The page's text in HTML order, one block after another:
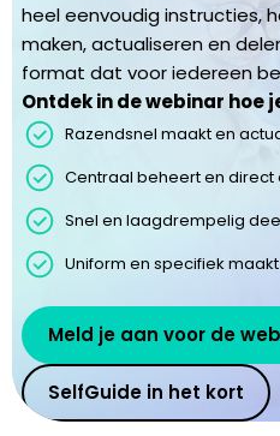
heel eenvoudig instructies,
maken, actualiseren en
format dat voor iedereen
Ontdek in de webinar
Razendsnel maakt en
Centraal beheert en direct
Snel en laagdrempelig
Uniform en specifiek
Meld je aan voor de
SelfGuide in het kort